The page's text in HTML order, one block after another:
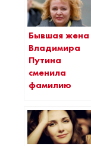
Бывшая жена
Владимира
Путина
сменила
фамилию